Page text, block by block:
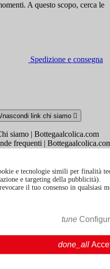
A questo scopo, cerca le
Spedizione e consegna
nascondi link chi siamo 
siamo | Bottegaalcolica.com
frequenti |
Mostra/nascondi link informazioni
nascondi i link del tuo account
ordine
e tecnologie simili per finalità
e targeting della pubblicità).
il tuo consenso in qualsiasi
tune
done_all